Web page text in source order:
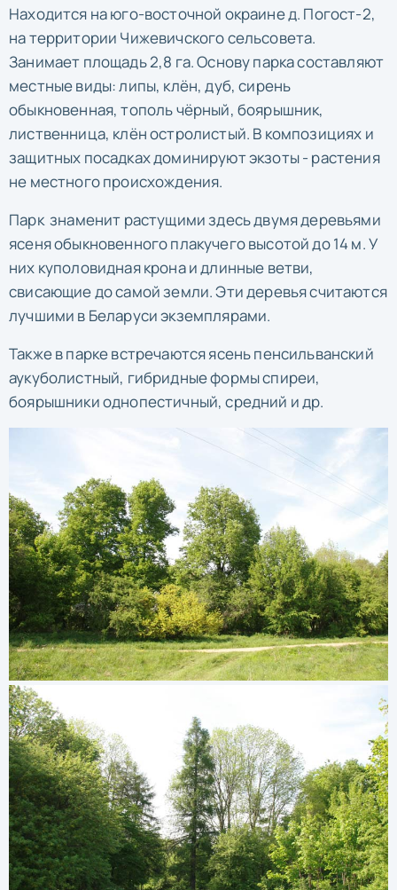
Находится на юго-восточной окраине д. Погост-2,
на территории Чижевичского сельсовета.
Занимает площадь 2,8 га. Основу парка составляют
местные виды: липы, клён, дуб, сирень
обыкновенная, тополь чёрный, боярышник,
лиственница, клён остролистый. В композициях и
защитных посадках доминируют экзоты - растения
не местного происхождения.
Парк знаменит растущими здесь двумя деревьями
ясеня обыкновенного плакучего высотой до 14 м. У
них куполовидная крона и длинные ветви,
свисающие до самой земли. Эти деревья считаются
лучшими в Беларуси экземплярами.
Также в парке встречаются ясень пенсильванский
аукуболистный, гибридные формы спиреи,
боярышники однопестичный, средний и др.